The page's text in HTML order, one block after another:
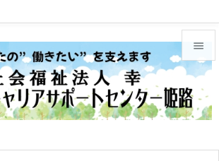


メニュ

